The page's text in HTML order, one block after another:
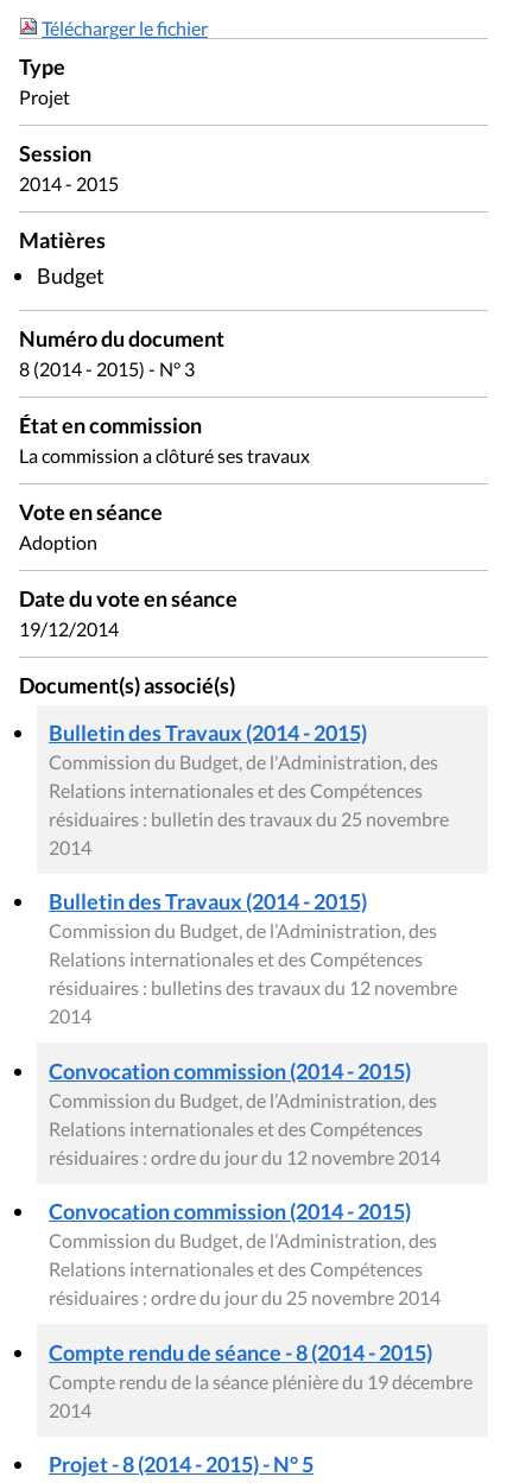
Télécharger le fichier
Type
Projet
Session
2014 - 2015
Matières
Budget
Numéro du document
8 (2014 - 2015) - N° 3
État en commission
La commission a clôturé ses travaux
Vote en séance
Adoption
Date du vote en séance
19/12/2014
Document(s) associé(s)
Bulletin des Travaux (2014 - 2015)
Commission du Budget, de l'Administration, des
Relations internationales et des Compétences
résiduaires : bulletin des travaux du 25 novembre
2014
Bulletin des Travaux (2014 - 2015)
Commission du Budget, de l’Administration, des
Relations internationales et des Compétences
résiduaires : bulletins des travaux du 12 novembre
2014
Convocation commission (2014 - 2015)
Commission du Budget, de l’Administration, des
Relations internationales et des Compétences
résiduaires : ordre du jour du 12 novembre 2014
Convocation commission (2014 - 2015)
Commission du Budget, de l’Administration, des
Relations internationales et des Compétences
résiduaires : ordre du jour du 25 novembre 2014
Compte rendu de séance - 8 (2014 - 2015)
Compte rendu de la séance plénière du 19 décembre
2014
Projet - 8 (2014 - 2015) - N° 5